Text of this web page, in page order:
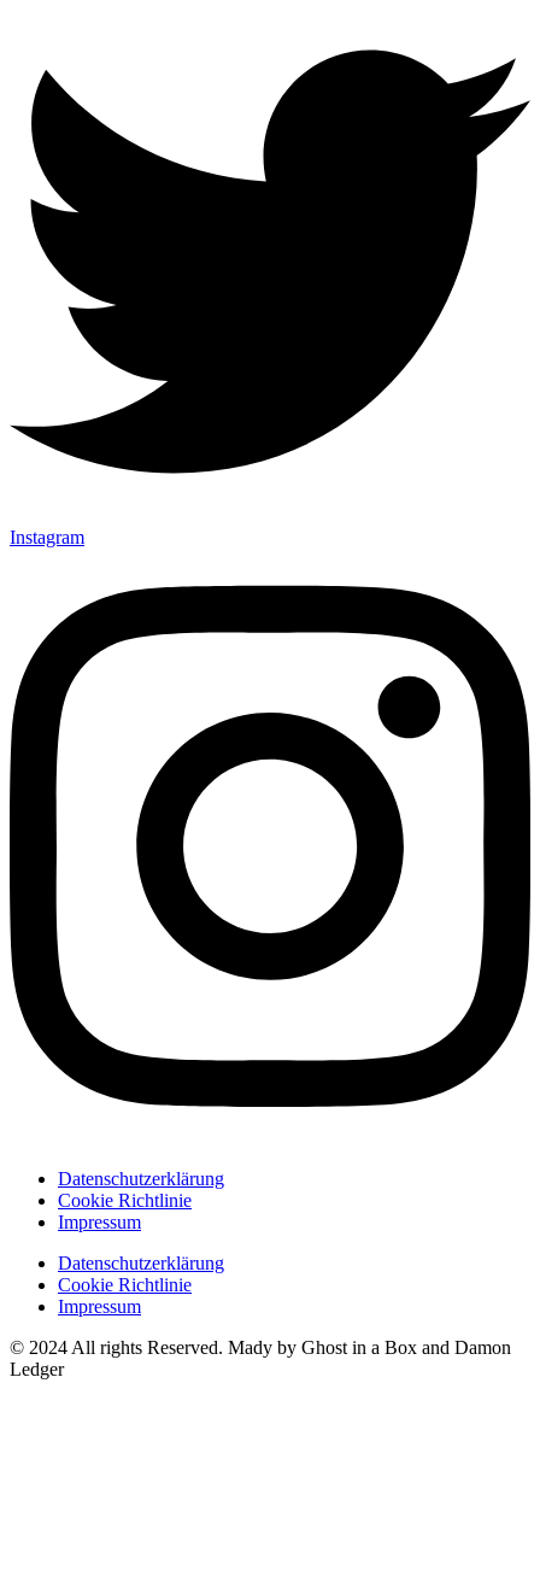
Instagram
Datenschutzerklärung
Cookie Richtlinie
Impressum
Datenschutzerklärung
Cookie Richtlinie
Impressum
© 2024 All rights Reserved. Mady by Ghost in a Box and Damon
Ledger